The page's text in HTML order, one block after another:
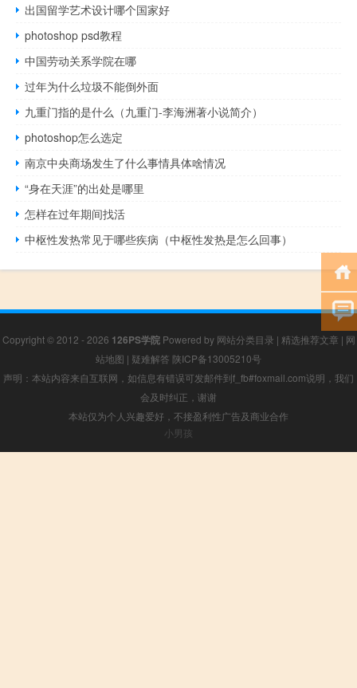
出国留学艺术设计哪个国家好
photoshop psd教程
中国劳动关系学院在哪
过年为什么垃圾不能倒外面
九重门指的是什么（九重门-李海洲著小说简介）
photoshop怎么选定
南京中央商场发生了什么事情具体啥情况
“身在天涯”的出处是哪里
怎样在过年期间找活
中枢性发热常见于哪些疾病（中枢性发热是怎么回事）
Copyright © 2012 - 2026 126PS学院Powered by 网站分类目录 | 精选推荐文章 | 网
站地图 | 疑难解答 陕ICP备13005210号
声明：本站内容来自互联网，如信息有错误可发邮件到f_fb#foxmail.com说明，我们
会及时纠正，谢谢
本站仅为个人兴趣爱好，不接盈利性广告及商业合作
小男孩